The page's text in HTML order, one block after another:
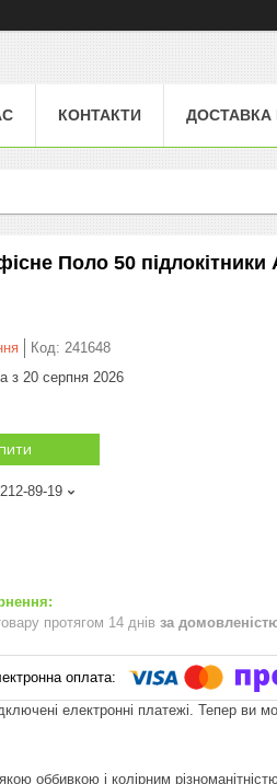
КОНТАКТИ ДОСТАВКА
Поло 50
Код: 241648
з 20 серпня 2026
89-19
протягом 14 днів за
електронні платежі. Тепер ви
оббивкою і колірним